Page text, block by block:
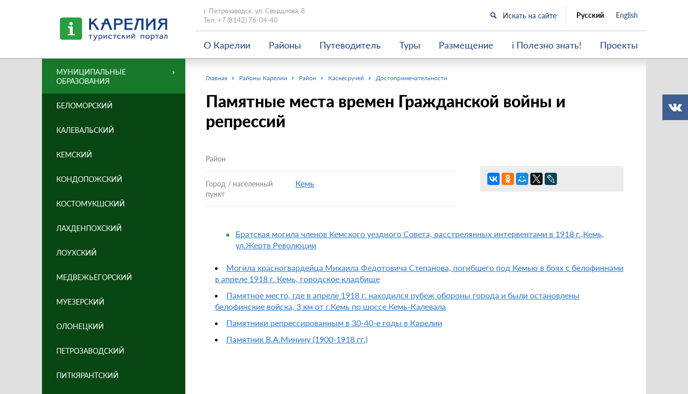
г. Петрозаводск, ул. Свердлова, 8
Тел. +7 (8142) 76-04-40
Русский English
О Карелии Районы Путеводитель Туры Размещение i Полезно знать! Проекты
Главная Районы Карелии Район Каскесручей Достопримечательности
Памятные места времен Гражданской войны и
репрессий
Район
Город / населенный
пункт
Кемь
Братская могила членов Кемского уездного Совета, расстрелянных интервентами в 1918 г.,Кемь,
ул.Жертв Революции
Могила красногвардейца Михаила Федотовича Степанова, погибшего под Кемью в боях с белофиннами
в апреле 1918 г. Кемь, городское кладбище
Памятное место, где в апреле 1918 г. находился рубеж обороны города и были остановлены
белофинские войска, 3 км от г.Кемь по шоссе Кемь-Калевала
Памятники репрессированным в 30-40-е годы в Карелии
Памятник В.А.Минину (1900-1918 гг.)
МУНИЦИПАЛЬНЫЕ
ОБРАЗОВАНИЯ
БЕЛОМОРСКИЙ
КАЛЕВАЛЬСКИЙ
КЕМСКИЙ
КОНДОПОЖСКИЙ
КОСТОМУКШСКИЙ
ЛАХДЕНПОХСКИЙ
ЛОУХСКИЙ
МЕДВЕЖЬЕГОРСКИЙ
МУЕЗЕРСКИЙ
ОЛОНЕЦКИЙ
ПЕТРОЗАВОДСКИЙ
ПИТКЯРАНТСКИЙ